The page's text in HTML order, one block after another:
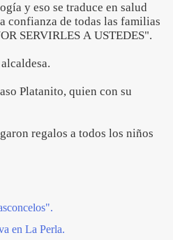
y eso se traduce en salud
confianza de todas las familias
SERVIRLES A USTEDES".
Platanito, quien con su
regalos a todos los niños
en La Perla.